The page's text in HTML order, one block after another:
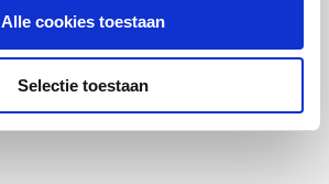
Alle cookies toestaan
Selectie toestaan